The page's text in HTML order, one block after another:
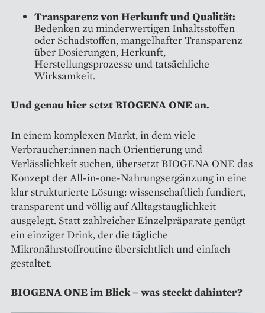
Transparenz von Herkunft und Qualität:
Bedenken zu minderwertigen Inhaltsstoffen
oder Schadstoffen, mangelhafter Transparenz
über Dosierungen, Herkunft,
Herstellungsprozesse und tatsächliche
Wirksamkeit.
Und genau hier setzt BIOGENA ONE an.
In einem komplexen Markt, in dem viele
Verbraucher:innen nach Orientierung und
Verlässlichkeit suchen, übersetzt BIOGENA ONE das
Konzept der All-in-one-Nahrungsergänzung in eine
klar strukturierte Lösung: wissenschaftlich fundiert,
transparent und völlig auf Alltagstauglichkeit
ausgelegt. Statt zahlreicher Einzelpräparate genügt
ein einziger Drink, der die tägliche
Mikronährstoffroutine übersichtlich und einfach
gestaltet.
BIOGENA ONE im Blick – was steckt dahinter?